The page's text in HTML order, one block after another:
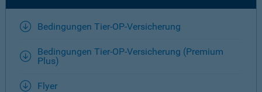
Bedingungen Tier-OP-Versicherung
Bedingungen Tier-OP-Versicherung (Premium
Plus)
Flyer